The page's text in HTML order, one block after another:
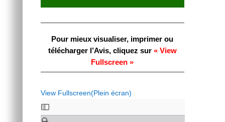
Pour mieux visualiser, imprimer ou
télécharger l’Avis, cliquez sur« View
Fullscreen »
View Fullscreen(Plein écran)
Aller
au